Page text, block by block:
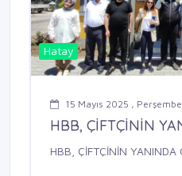
Hatay
15 Mayıs 2025 ,
HBB, ÇİFTÇİNİN
HBB, ÇİFTÇİNİN YANINDA